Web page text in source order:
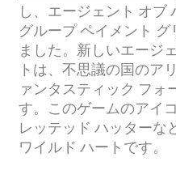
し、エージェント オブ
グループ ペイメント
ました。新しいエージ
トは、不思議の国のア
ァンタスティック フォ
す。このゲームのアイ
レッテッド ハッターな
ワイルド ハートです。